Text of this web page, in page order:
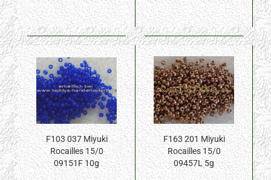
F103 037 Miyuki
Rocailles 15/0
09151F 10g
F163 201 Miyuki
Rocailles 15/0
09457L 5g